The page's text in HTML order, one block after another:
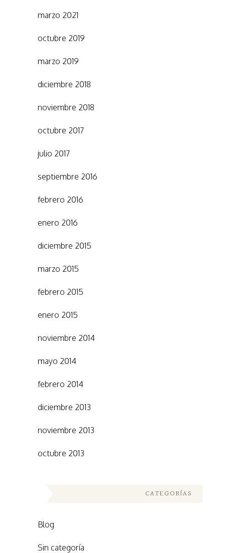
marzo 2021
octubre 2019
marzo 2019
diciembre 2018
noviembre 2018
octubre 2017
julio 2017
septiembre 2016
febrero 2016
enero 2016
diciembre 2015
marzo 2015
febrero 2015
enero 2015
noviembre 2014
mayo 2014
febrero 2014
diciembre 2013
noviembre 2013
octubre 2013
CATEGORÍAS
Blog
Sin categoría